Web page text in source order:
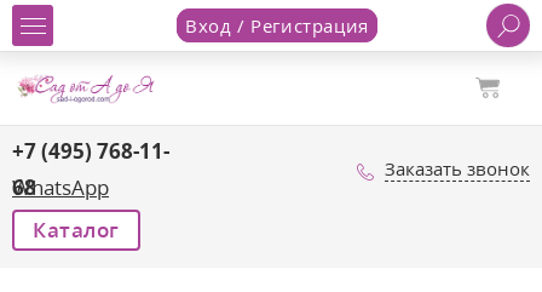
Вход / Регистрация
+7 (495) 768-11-
68
WhatsApp
Заказать звонок
Каталог